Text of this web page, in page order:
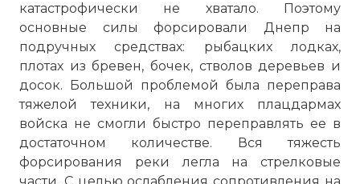
катастрофически не хватало. Поэтому
основные силы форсировали Днепр на
подручных средствах: рыбацких лодках,
плотах из бревен, бочек, стволов деревьев и
досок. Большой проблемой была переправа
тяжелой техники, на многих плацдармах
войска не смогли быстро переправлять ее в
достаточном количестве. Вся тяжесть
форсирования реки легла на стрелковые